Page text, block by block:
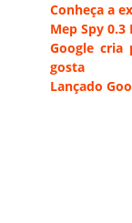
Conheça a
Mep Spy
Google cria
gosta
Lançado